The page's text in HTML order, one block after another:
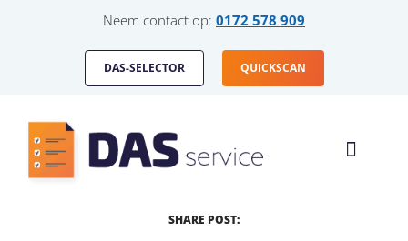
Neem contact op: 0172 578 909
DAS-SELECTOR QUICKSCAN
SHARE POST: